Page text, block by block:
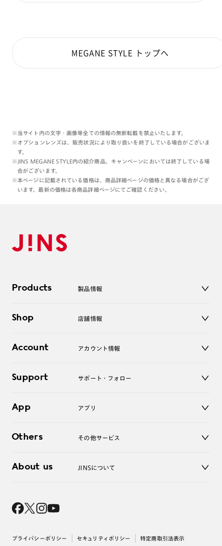
MEGANE STYLE トップへ
※当サイト内の文字・画像等全ての情報の無断転載を禁止いたします。
※オプションレンズは、販売状況により取り扱いを終了している場合がございま
す。
※JINS MEGANE STYLE内の紹介商品、キャンペーンにおいては終了している場
合がございます。
※本ページに記載されている価格は、商品詳細ページの価格と異なる場合がござ
います。最新の価格は各商品詳細ページにてご確認ください。
Products 製品情報
サングラス
コンタクトレンズ
アクセサリー
Shop 店舗情報
オンラインショップ
Account アカウント情報
ログアウト
Support サポート・フォロー
よくあるご質問
お問い合わせ
App アプリ
Others その他サービス
レンズ交換
About us JINSについて
採用情報
プライバシーポリシー セキュリティポリシー 特定商取引法表示